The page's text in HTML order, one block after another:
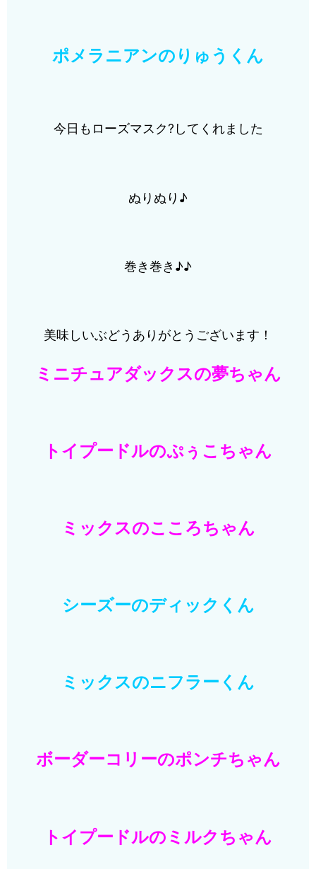
ポメラニアンのりゅうくん
今日もローズマスク?してくれました
ぬりぬり♪
巻き巻き♪♪
美味しいぶどうありがとうございます！
ミニチュアダックスの夢ちゃん
トイプードルのぷぅこちゃん
ミックスのこころちゃん
シーズーのディックくん
ミックスのニフラーくん
ボーダーコリーのポンチちゃん
トイプードルのミルクちゃん